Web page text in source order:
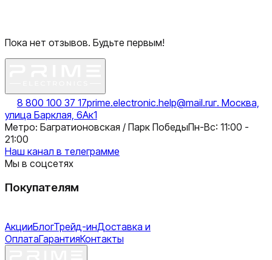
Пока нет отзывов. Будьте первым!
8 800 100 37 17prime.electronic.help@mail.ruг. Москва,
улица Барклая, 6Ак1
Метро: Багратионовская / Парк ПобедыПн-Вс: 11:00 -
21:00
Наш канал в телеграмме
Мы в соцсетях
Покупателям
АкцииБлогТрейд-инДоставка и
ОплатаГарантияКонтакты